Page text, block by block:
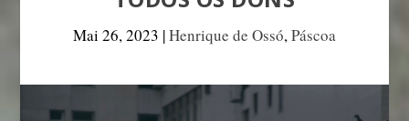
Mai 26, 2023 |Henrique de Ossó,Páscoa